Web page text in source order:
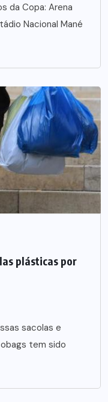
da Copa: Arena
Nacional Mané
plásticas por
sacolas e
tem sido